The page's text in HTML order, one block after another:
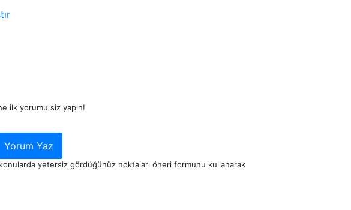
ilk yorumu siz yapın!
Yorum Yaz
yetersiz gördüğünüz noktaları öneri formunu kullanarak